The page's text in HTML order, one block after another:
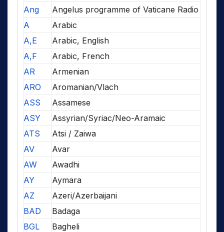
Ang
Angelus programme of Vaticane Radio
A
Arabic
A,E
Arabic, English
A,F
Arabic, French
AR
Armenian
ARO
Aromanian/Vlach
ASS
Assamese
ASY
Assyrian/Syriac/Neo-Aramaic
ATS
Atsi / Zaiwa
AV
Avar
AW
Awadhi
AY
Aymara
AZ
Azeri/Azerbaijani
BAD
Badaga
BGL
Bagheli